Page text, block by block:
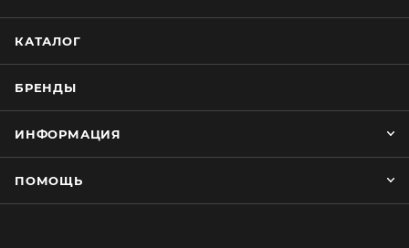
КАТАЛОГ
БРЕНДЫ
ИНФОРМАЦИЯ
ПОМОЩЬ